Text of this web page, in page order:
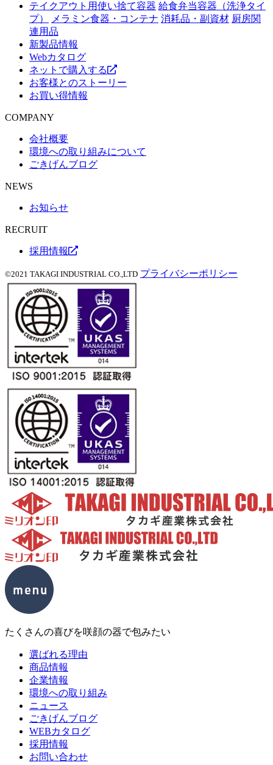
テイクアウト用使い捨て容器 給食弁当容器（洗浄タイ
プ）
メラミン食器・コンテナ 消耗品・副資材 厨房関
連用品
新製品情報
Webカタログ
ネットで購入する
お客様とのストーリー
お買い得情報
COMPANY
会社概要
環境への取り組みについて
ごきげんブログ
NEWS
お知らせ
RECRUIT
採用情報
©2021 TAKAGI INDUSTRIAL CO.,LTD プライバシーポリシー
たくさんの喜びを咲顔の器で包みたい
選ばれる理由
商品情報
企業情報
環境への取り組み
ニュース
ごきげんブログ
WEBカタログ
採用情報
お問い合わせ